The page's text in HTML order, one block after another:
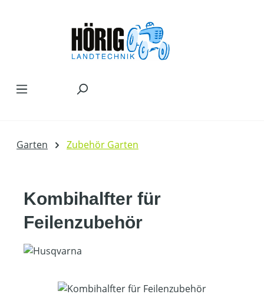
Garten Zubehör Garten
Kombihalfter für
Feilenzubehör
Bildergalerie überspringen